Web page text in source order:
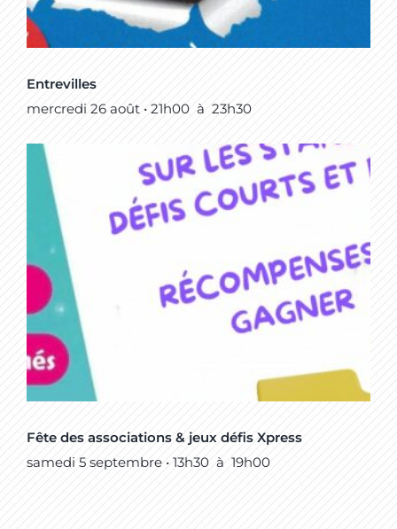
Entrevilles
mercredi 26 août • 21h00 à 23h30
Fête des associations & jeux défis Xpress
samedi 5 septembre • 13h30 à 19h00